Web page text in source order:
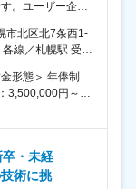
。ユーザー企業
があります。】
Salesforce」を
援を担当。エン
進めていきま
携わり、要件定
施。 ・弊社はコ
運用支援までを
市北区北7条西1-
線／札幌駅 受動
じて上下する可
を含めた表記で
・未経
術に挑